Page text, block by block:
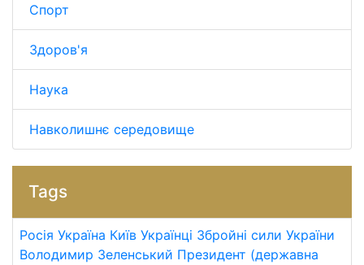
Спорт
Здоров'я
Наука
Навколишнє середовище
Tags
Росія Україна Київ Українці Збройні сили України
Володимир Зеленський Президент (державна